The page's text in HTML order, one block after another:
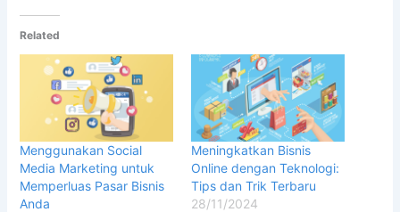
Related
Menggunakan Social
Media Marketing untuk
Memperluas Pasar Bisnis
Anda
Meningkatkan Bisnis
Online dengan Teknologi:
Tips dan Trik Terbaru
28/11/2024